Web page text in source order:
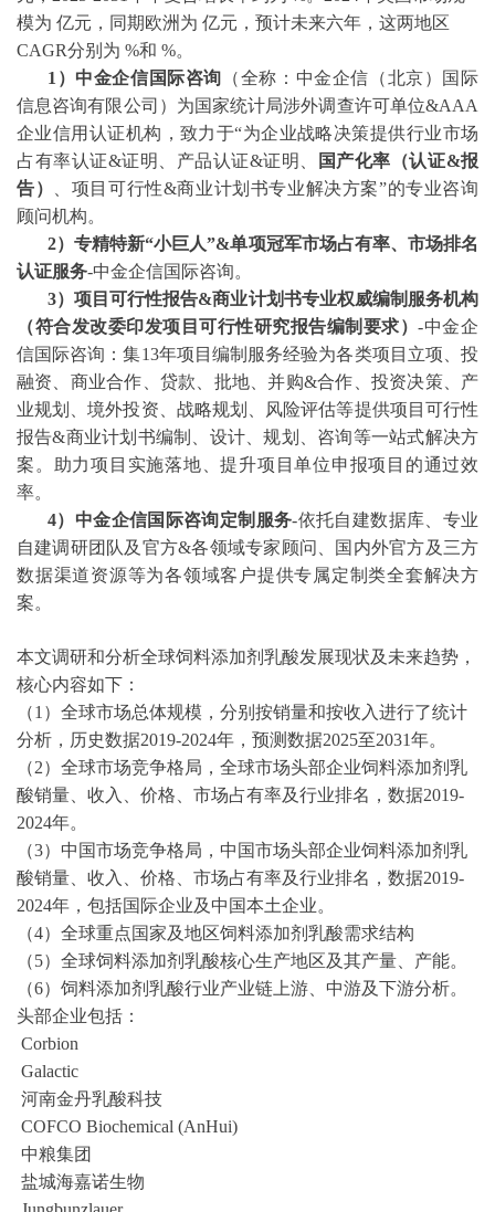
模为 亿元，同期欧洲为 亿元，预计未来六年，这两地区
CAGR分别为 %和 %。
1）中金企信国际咨询 （全称：中金企信（北京）国际
信息咨询有限公司）为国家统计局涉外调查许可单位&AAA
企业信用认证机构，致力于“为企业战略决策提供行业市场
占有率认证&证明、产品认证&证明、 国产化率（认证&报
告）
、 项目可行性&商业计划书专业解决方案”的专业咨询
顾问机构。
2）专精特新“小巨人”&单项冠军市场占有率、市场排名
认证服务-中金企信国际咨询。
3）项目可行性报告&商业计划书专业权威编制服务机构
（符合发改委印发项目可行性研究报告编制要求）-中金企
信国际咨询：集13年项目编制服务经验为各类项目立项、投
融资、商业合作、贷款、批地、并购&合作、投资决策、产
业规划、境外投资、战略规划、风险评估等提供项目可行性
报告&商业计划书编制、设计、规划、咨询等一站式解决方
案。助力项目实施落地、提升项目单位申报项目的通过效
率。
4）中金企信国际咨询定制服务-依托自建数据库、专业
自建调研团队及官方&各领域专家顾问、国内外官方及三方
数据渠道资源等为各领域客户提供专属定制类全套解决方
案。
本文调研和分析全球饲料添加剂乳酸发展现状及未来趋势，
核心内容如下：
（1）全球市场总体规模，分别按销量和按收入进行了统计
分析，历史数据2019-2024年，预测数据2025至2031年。
（2）全球市场竞争格局，全球市场头部企业饲料添加剂乳
酸销量、收入、价格、市场占有率及行业排名，数据2019-
2024年。
（3）中国市场竞争格局，中国市场头部企业饲料添加剂乳
酸销量、收入、价格、市场占有率及行业排名，数据2019-
2024年，包括国际企业及中国本土企业。
（4）全球重点国家及地区饲料添加剂乳酸需求结构
（5）全球饲料添加剂乳酸核心生产地区及其产量、产能。
（6）饲料添加剂乳酸行业产业链上游、中游及下游分析。
头部企业包括：
Corbion
Galactic
河南金丹乳酸科技
COFCO Biochemical (AnHui)
中粮集团
盐城海嘉诺生物